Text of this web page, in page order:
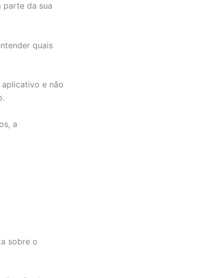
parte da sua
quais
e não
a
sobre o